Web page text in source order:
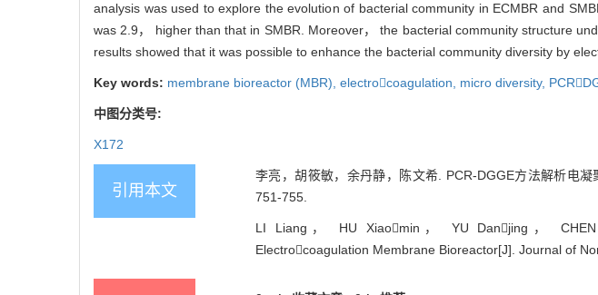
analysis was used to explore the evolution of bacterial community in ECMBR and
was 2.9， higher than that in SMBR. Moreover， the bacterial community structure
results showed that it was possible to enhance the bacterial community diversity by
Key words: membrane bioreactor (MBR), electrocoagulation, micro diversity,
中图分类号:
X172
引用本文
李亮，胡筱敏，余丹静，陈文希. PCR-DGGE方法解析电
751-755.
LI Liang， HU Xiaomin， YU Danjing， CHEN
Electrocoagulation Membrane Bioreactor[J]. Journal of